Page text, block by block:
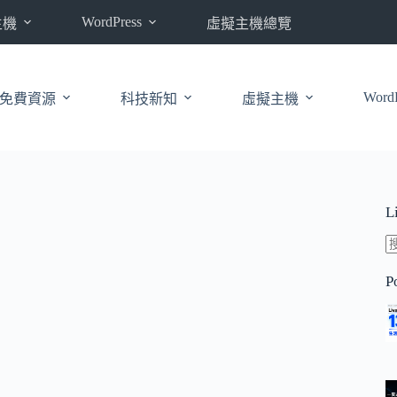
WordPress 虛擬主機總覽
免費資源 科技新知 虛擬主機